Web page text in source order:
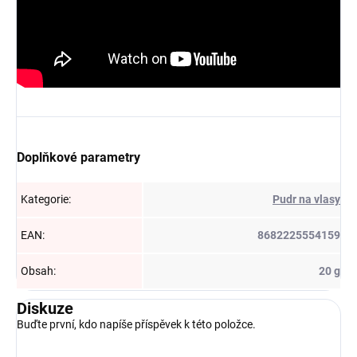
Doplňkové parametry
Kategorie: Pudr na vlasy
EAN: 8682225554159
Obsah: 20 g
Diskuze
Buďte první, kdo napíše příspěvek k této položce.